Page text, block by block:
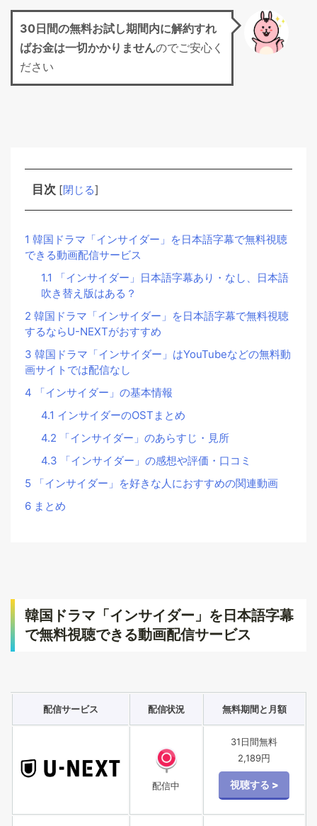
30日間の無料お試し期間内に解約すれ
ばお金は一切かかりませんのでご安心く
ださい
目次 [閉じる]
1 韓国ドラマ「インサイダー」を日本語字幕で無料視聴
できる動画配信サービス
1.1 「インサイダー」日本語字幕あり・なし、日本語
吹き替え版はある？
2 韓国ドラマ「インサイダー」を日本語字幕で無料視聴
するならU-NEXTがおすすめ
3 韓国ドラマ「インサイダー」はYouTubeなどの無料動
画サイトでは配信なし
4 「インサイダー」の基本情報
4.1 インサイダーのOSTまとめ
4.2 「インサイダー」のあらすじ・見所
4.3 「インサイダー」の感想や評価・口コミ
5 「インサイダー」を好きな人におすすめの関連動画
6 まとめ
韓国ドラマ「インサイダー」を日本語字幕
で無料視聴できる動画配信サービス
配信サービス 配信状況 無料期間と月額
配信中
31日間無料
2,189円